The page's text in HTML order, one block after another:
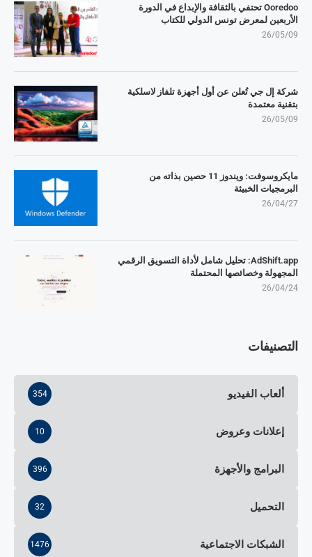
Ooredoo تحتفي بالثقافة والإبداع في الدورة
الأربعين لمعرض تونس الدولي للكتاب
26/05/09
شركة إل جي تُعلن عن أول أجهزة تلفاز لاسلكية
بتقنية معتمدة
26/05/09
مايكروسوفت: ويندوز 11 حصين بذاته من
البرمجيات الخبيثة
26/04/27
AdShift.app: تحليل شامل لأداة التسويق الرقمي
المجهولة وخصائصها المحتملة
26/04/24
التصنيفات
ألعاب الفيديو 354
إعلانات وعروض 10
البرامج والأجهزة 396
التحميل 32
الشبكات الاجتماعية 1476